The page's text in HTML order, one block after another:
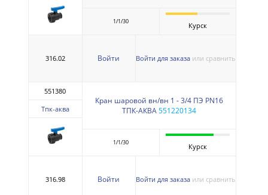
1/1/30 Курск
316.02 Войти Войти для заказа или сравнить
551380
Тпк-аква
Кран шаровой вн/вн 1 - 3/4 ПЭ PN16
ТПК-АКВА 551220134
1/1/30 Курск
316.98 Войти Войти для заказа или сравнить